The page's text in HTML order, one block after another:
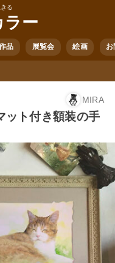
る
ー
品 展覧会 絵画 お
MIRA
ット付き額装の手